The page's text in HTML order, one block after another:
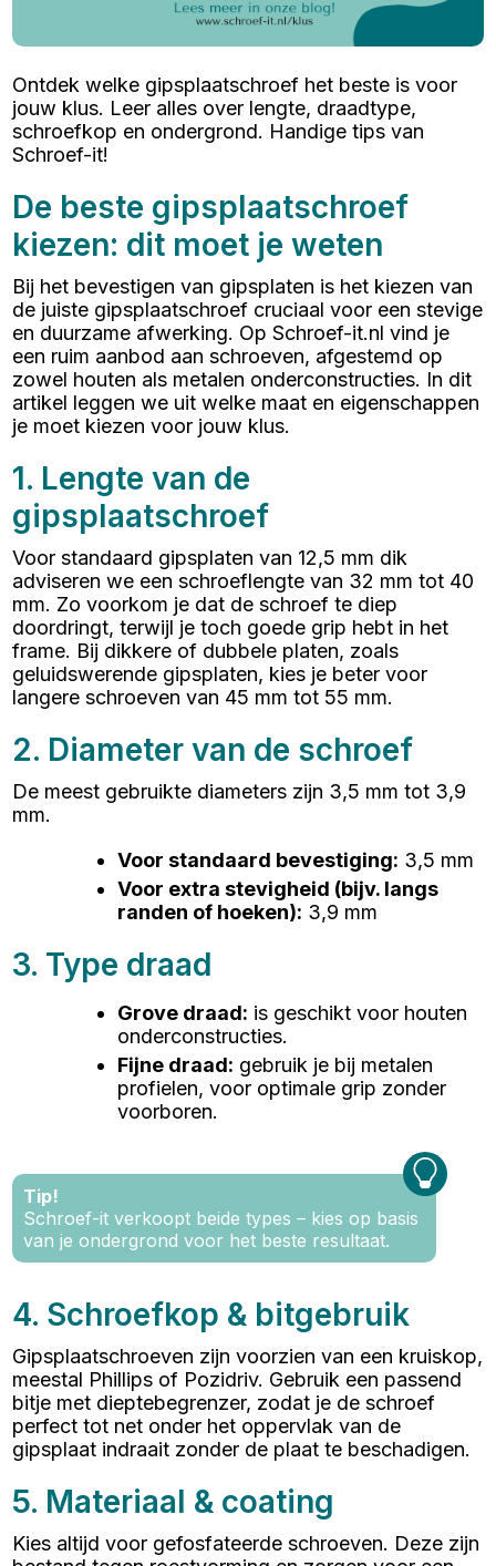
Ontdek welke gipsplaatschroef het beste is voor
jouw klus. Leer alles over lengte, draadtype,
schroefkop en ondergrond. Handige tips van
Schroef-it!
De beste gipsplaatschroef
kiezen: dit moet je weten
Bij het bevestigen van gipsplaten is het kiezen van
de juiste gipsplaatschroef cruciaal voor een stevige
en duurzame afwerking. Op Schroef-it.nl vind je
een ruim aanbod aan schroeven, afgestemd op
zowel houten als metalen onderconstructies. In dit
artikel leggen we uit welke maat en eigenschappen
je moet kiezen voor jouw klus.
1. Lengte van de
gipsplaatschroef
Voor standaard gipsplaten van 12,5 mm dik
adviseren we een schroeflengte van 32 mm tot 40
mm. Zo voorkom je dat de schroef te diep
doordringt, terwijl je toch goede grip hebt in het
frame. Bij dikkere of dubbele platen, zoals
geluidswerende gipsplaten, kies je beter voor
langere schroeven van 45 mm tot 55 mm.
2. Diameter van de schroef
De meest gebruikte diameters zijn 3,5 mm tot 3,9
mm.
Voor standaard bevestiging: 3,5 mm
Voor extra stevigheid (bijv. langs
randen of hoeken): 3,9 mm
3. Type draad
Grove draad: is geschikt voor houten
onderconstructies.
Fijne draad: gebruik je bij metalen
profielen, voor optimale grip zonder
voorboren.
Tip!
Schroef-it verkoopt beide types – kies op basis
van je ondergrond voor het beste resultaat.
4. Schroefkop & bitgebruik
Gipsplaatschroeven zijn voorzien van een kruiskop,
meestal Phillips of Pozidriv. Gebruik een passend
bitje met dieptebegrenzer, zodat je de schroef
perfect tot net onder het oppervlak van de
gipsplaat indraait zonder de plaat te beschadigen.
5. Materiaal & coating
Kies altijd voor gefosfateerde schroeven. Deze zijn